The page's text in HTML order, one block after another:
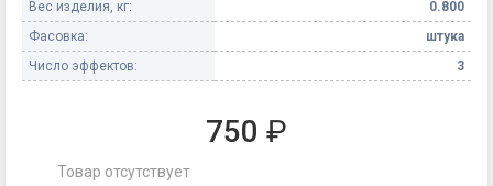
Вес изделия, кг:
0.800
Фасовка:
штука
Число эффектов:
3
750 ₽
Товар отсутствует